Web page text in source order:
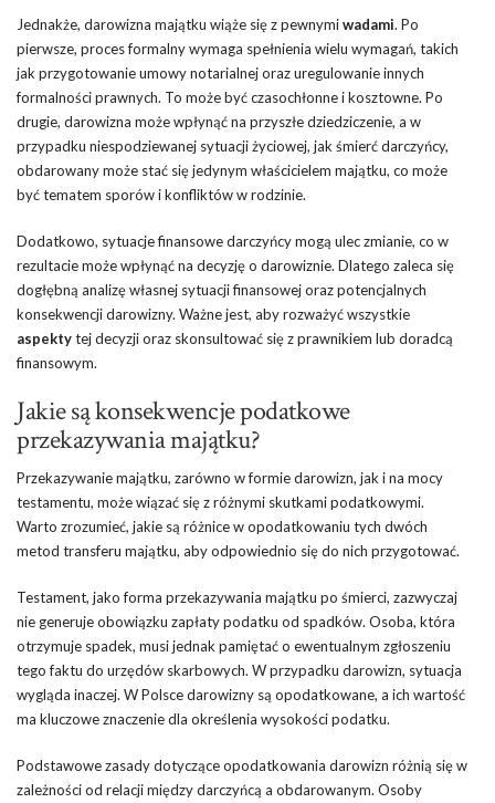
Jednakże, darowizna majątku wiąże się z pewnymiwadami. Po
pierwsze, proces formalny wymaga spełnienia wielu wymagań, takich
jak przygotowanie umowy notarialnej oraz uregulowanie innych
formalności prawnych. To może być czasochłonne i kosztowne. Po
drugie, darowizna może wpłynąć na przyszłe dziedziczenie, a w
przypadku niespodziewanej sytuacji życiowej, jak śmierć darczyńcy,
obdarowany może stać się jedynym właścicielem majątku, co może
być tematem sporów i konfliktów w rodzinie.
Dodatkowo, sytuacje finansowe darczyńcy mogą ulec zmianie, co w
rezultacie może wpłynąć na decyzję o darowiznie. Dlatego zaleca się
dogłębną analizę własnej sytuacji finansowej oraz potencjalnych
konsekwencji darowizny. Ważne jest, aby rozważyć wszystkie
aspektytej decyzji oraz skonsultować się z prawnikiem lub doradcą
finansowym.
Jakie są konsekwencje podatkowe
przekazywania majątku?
Przekazywanie majątku, zarówno w formie darowizn, jak i na mocy
testamentu, może wiązać się z różnymi skutkami podatkowymi.
Warto zrozumieć, jakie są różnice w opodatkowaniu tych dwóch
metod transferu majątku, aby odpowiednio się do nich przygotować.
Testament, jako forma przekazywania majątku po śmierci, zazwyczaj
nie generuje obowiązku zapłaty podatku od spadków. Osoba, która
otrzymuje spadek, musi jednak pamiętać o ewentualnym zgłoszeniu
tego faktu do urzędów skarbowych. W przypadku darowizn, sytuacja
wygląda inaczej. W Polsce darowizny są opodatkowane, a ich wartość
ma kluczowe znaczenie dla określenia wysokości podatku.
Podstawowe zasady dotyczące opodatkowania darowizn różnią się w
zależności od relacji między darczyńcą a obdarowanym. Osoby